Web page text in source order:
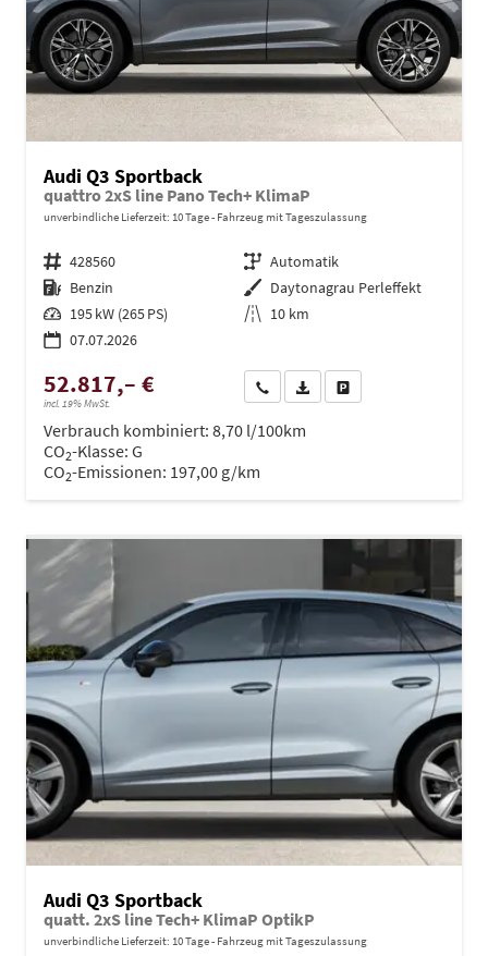
Audi Q3 Sportback
quattro 2xS line Pano Tech+ KlimaP
unverbindliche Lieferzeit: 10 Tage Fahrzeug mit Tageszulassung
Fahrzeugnr. 428560 Getriebe Automatik
Kraftstoff Benzin Außenfarbe Daytonagrau Perleffekt
Leistung 195 kW (265 PS) Kilometerstand 10 km
07.07.2026
52.817,– €
incl. 19% MwSt.
Wir rufen Sie anPDF-Datei, Fahrzeugexposé
Verbrauch kombiniert: 8,70 l/100km
CO2-Klasse: G
CO2-Emissionen: 197,00 g/km
Audi Q3 Sportback
quatt. 2xS line Tech+ KlimaP OptikP
unverbindliche Lieferzeit: 10 Tage Fahrzeug mit Tageszulassung